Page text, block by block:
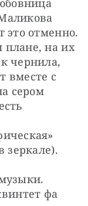
это отменно.
плане, на их
чернила,
вместе с
сером
зеркале).
фа